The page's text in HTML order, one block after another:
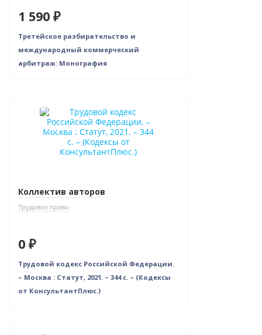
1 590 ₽
Третейское разбирательство и
международный коммерческий
арбитраж: Монография
Новинка
Нет в наличии
Коллектив авторов
Трудовое право
0 ₽
Трудовой кодекс Российской Федерации.
– Москва : Статут, 2021. – 344 c. – (Кодексы
от КонсультантПлюс.)